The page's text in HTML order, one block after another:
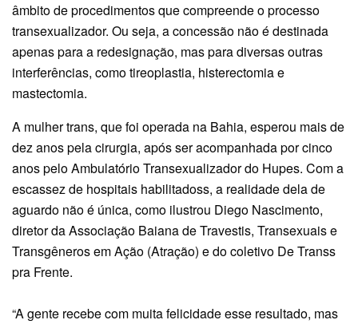
âmbito de procedimentos que compreende o processo
transexualizador. Ou seja, a concessão não é destinada
apenas para a redesignação, mas para diversas outras
interferências, como tireoplastia, histerectomia e
mastectomia.
A mulher trans, que foi operada na Bahia, esperou mais de
dez anos pela cirurgia, após ser acompanhada por cinco
anos pelo Ambulatório Transexualizador do Hupes. Com a
escassez de hospitais habilitadoss, a realidade dela de
aguardo não é única, como ilustrou Diego Nascimento,
diretor da Associação Baiana de Travestis, Transexuais e
Transgêneros em Ação (Atração) e do coletivo De Transs
pra Frente.
“A gente recebe com muita felicidade esse resultado, mas